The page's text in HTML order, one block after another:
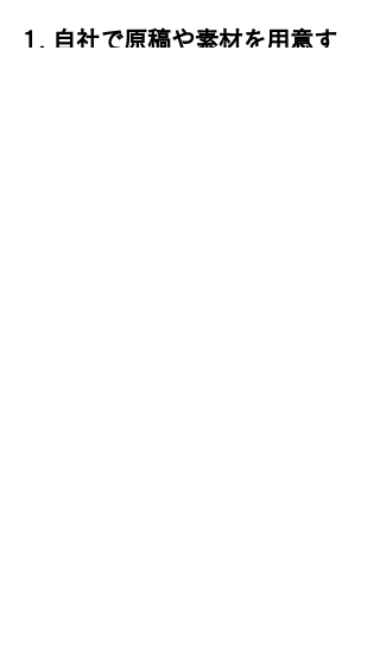
1. 自社で原稿や素材を用意す